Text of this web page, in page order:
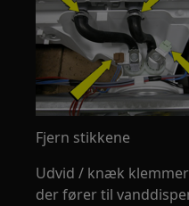
Fjern stikkene
Udvid / knæk
der fører til